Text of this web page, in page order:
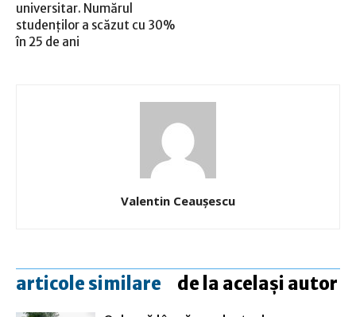
universitar. Numărul
studenţilor a scăzut cu 30%
în 25 de ani
Valentin Ceauşescu
articole similare de la același autor